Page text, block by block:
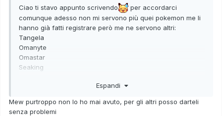
Ciao ti stavo appunto scrivendo
per accordarci
comunque adesso non mi servono più quei pokemon me li
hanno già fatti registrare però me ne servono altri:
Tangela
Omanyte
Omastar
Seaking
Questi 5 e ho finito il pokedex controlla se li hai e inoltre se
possibile,se vuoi per mew ti faccio tenere zamazenta
Espandi
Mew purtroppo non lo ho mai avuto, per gli altri posso darteli
senza problemi